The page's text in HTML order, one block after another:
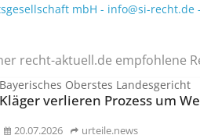
mbH - info@si-recht.de -
recht-aktuell.de empfohlene
Bayerisches Oberstes Landesgericht
Kläger verlieren Prozess um
20.07.2026 urteile.news